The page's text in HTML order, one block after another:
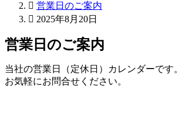
 営業日のご案内
 2025年8月20日
営業日のご案内
当社の営業日（定休日）カレンダーです。
お気軽にお問合せください。